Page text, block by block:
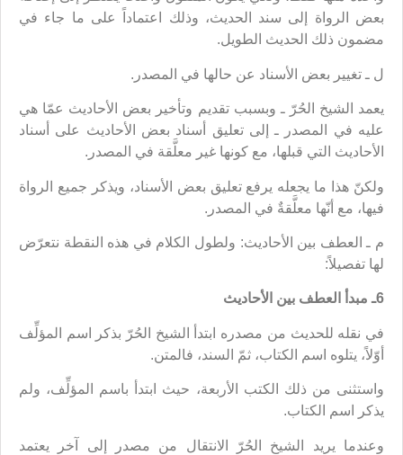
بعض الرواة إلى سند الحديث، وذلك اعتماداً على ما جاء في
مضمون ذلك الحديث الطويل.
ل ـ تغيير بعض الأسناد عن حالها في المصدر.
يعمد الشيخ الحُرّ ـ وبسبب تقديم وتأخير بعض الأحاديث عمّا هي
عليه في المصدر ـ إلى تعليق أسناد بعض الأحاديث على أسناد
الأحاديث التي قبلها، مع كونها غير معلَّقة في المصدر.
ولكنّ هذا ما يجعله يرفع تعليق بعض الأسناد، ويذكر جميع الرواة
فيها، مع أنّها معلَّقةٌ في المصدر.
م ـ العطف بين الأحاديث: ولطول الكلام في هذه النقطة نتعرّض
لها تفصيلاً:
6ـ مبدأ العطف بين الأحاديث
في نقله للحديث من مصدره ابتدأ الشيخ الحُرّ بذكر اسم المؤلِّف
أوّلاً، يتلوه اسم الكتاب، ثمّ السند، فالمتن.
واستثنى من ذلك الكتب الأربعة، حيث ابتدأ باسم المؤلِّف، ولم
يذكر اسم الكتاب.
وعندما يريد الشيخ الحُرّ الانتقال من مصدر إلى آخر يعتمد